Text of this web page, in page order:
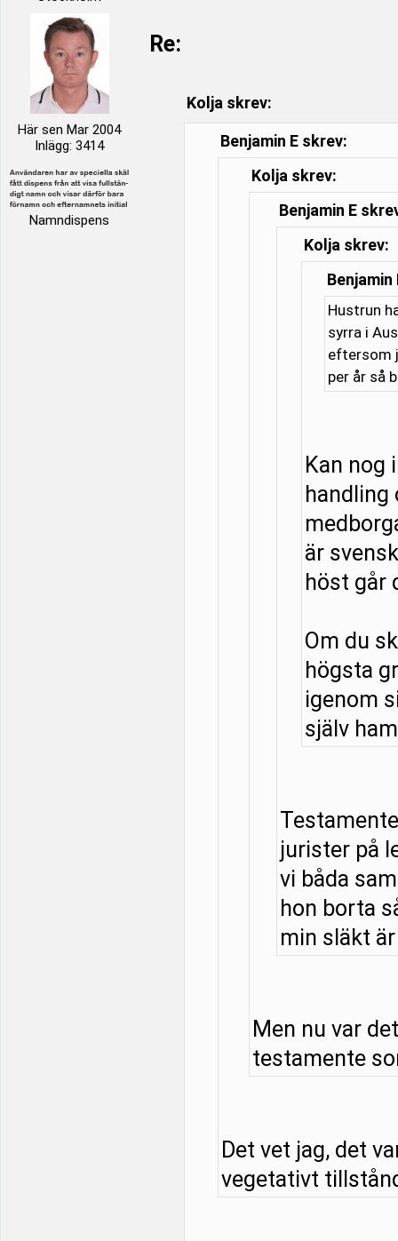
Här sen Mar 2004
Inlägg: 3414
Namndispens
Re:
Kolja skrev:
Benjamin E skrev:
Kolja skrev:
Benjamin E
Kolja skrev:
Benjamin
Hustrun
syrra i
eftersom
per år så
Kan nog
är
höst går
Om du
högsta
igenom
själv
jurister på
vi båda
hon borta
min släkt
Men nu var
testamente
Det vet jag, det
vegetativt